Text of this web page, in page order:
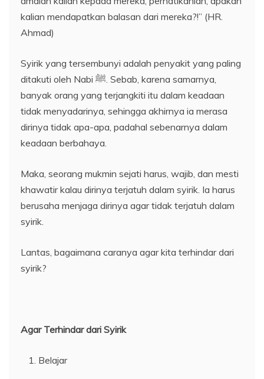
kalian mendapatkan balasan dari mereka?!” (HR.
Ahmad)
Syirik yang tersembunyi adalah penyakit yang paling
ditakuti oleh Nabi ﷺ. Sebab, karena samarnya,
banyak orang yang terjangkiti itu dalam keadaan
tidak menyadarinya, sehingga akhirnya ia merasa
dirinya tidak apa-apa, padahal sebenarnya dalam
keadaan berbahaya.
Maka, seorang mukmin sejati harus, wajib, dan mesti
khawatir kalau dirinya terjatuh dalam syirik. Ia harus
berusaha menjaga dirinya agar tidak terjatuh dalam
syirik.
Lantas, bagaimana caranya agar kita terhindar dari
syirik?
Agar Terhindar dari Syirik
Belajar